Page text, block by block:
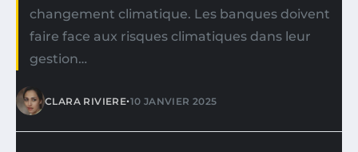
changement climatique. Les banques doivent
faire face aux risques climatiques dans leur
gestion…
CLARA RIVIERE•10 JANVIER 2025